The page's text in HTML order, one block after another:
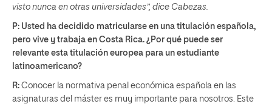
visto nunca en otras universidades”, dice Cabezas.
P: Usted ha decidido matricularse en una titulación española,
pero vive y trabaja en Costa Rica. ¿Por qué puede ser
relevante esta titulación europea para un estudiante
latinoamericano?
R: Conocer la normativa penal económica española en las
asignaturas del máster es muy importante para nosotros. Este